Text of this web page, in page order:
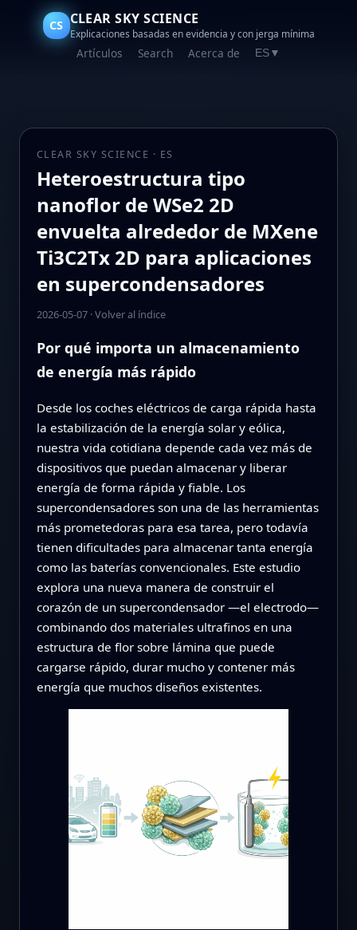
CS CLEAR SKY SCIENCE
Explicaciones basadas en evidencia y con jerga mínima
Artículos Search Acerca de ES ▼
CLEAR SKY SCIENCE · ES
Heteroestructura tipo
nanoflor de WSe2 2D
envuelta alrededor de MXene
Ti3C2Tx 2D para aplicaciones
en supercondensadores
2026-05-07·Volver al índice
Por qué importa un almacenamiento
de energía más rápido
Desde los coches eléctricos de carga rápida hasta
la estabilización de la energía solar y eólica,
nuestra vida cotidiana depende cada vez más de
dispositivos que puedan almacenar y liberar
energía de forma rápida y fiable. Los
supercondensadores son una de las herramientas
más prometedoras para esa tarea, pero todavía
tienen dificultades para almacenar tanta energía
como las baterías convencionales. Este estudio
explora una nueva manera de construir el
corazón de un supercondensador —el electrodo—
combinando dos materiales ultrafinos en una
estructura de flor sobre lámina que puede
cargarse rápido, durar mucho y contener más
energía que muchos diseños existentes.